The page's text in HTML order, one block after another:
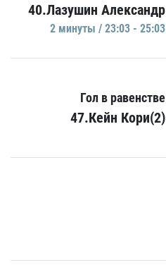
40.Лазушин Александр
2 минуты / 23:03 - 25:03
Гол в равенстве
47.Кейн Кори(2)